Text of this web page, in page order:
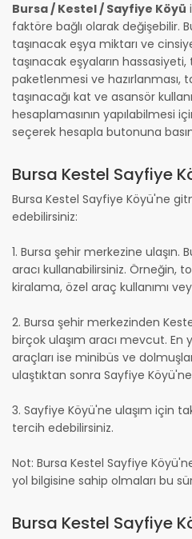
Bursa / Kestel / Sayfiye Köyü
faktöre bağlı olarak değişebilir.
taşınacak eşya miktarı ve
taşınacak eşyaların hassasiyeti,
paketlenmesi ve hazırlanması,
taşınacağı kat ve asansör
hesaplamasının yapılabilmesi
seçerek hesapla butonuna
Bursa Kestel Sayfiye
Bursa Kestel Sayfiye Köyü'ne
edebilirsiniz:
1. Bursa şehir merkezine ulaşın.
aracı kullanabilirsiniz. Örneğin,
kiralama, özel araç kullanımı
2. Bursa şehir merkezinden
birçok ulaşım aracı mevcut. En
araçları ise minibüs ve
ulaştıktan sonra Sayfiye
3. Sayfiye Köyü'ne ulaşım için
tercih edebilirsiniz.
Not: Bursa Kestel Sayfiye
yol bilgisine sahip olmaları bu
Bursa Kestel Sayfiye